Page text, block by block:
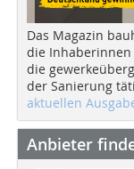
Das Magazin
die
die
der Sanierung
aktuellen
Anbieter